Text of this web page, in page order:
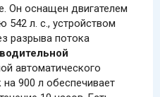
Он оснащен двигателем
542 л. с., устройством
разрыва потока
автоматического
900 л обеспечивает